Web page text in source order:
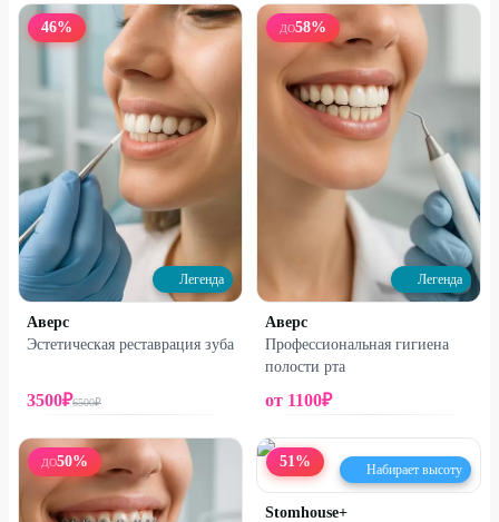
46%
Легенда
Аверс
Эстетическая реставрация зуба
3500₽6500₽
ДО58%
Легенда
Аверс
Профессиональная гигиена
полости рта
от 1100₽
ДО50% 51 % Набирает высоту
Stomhouse+